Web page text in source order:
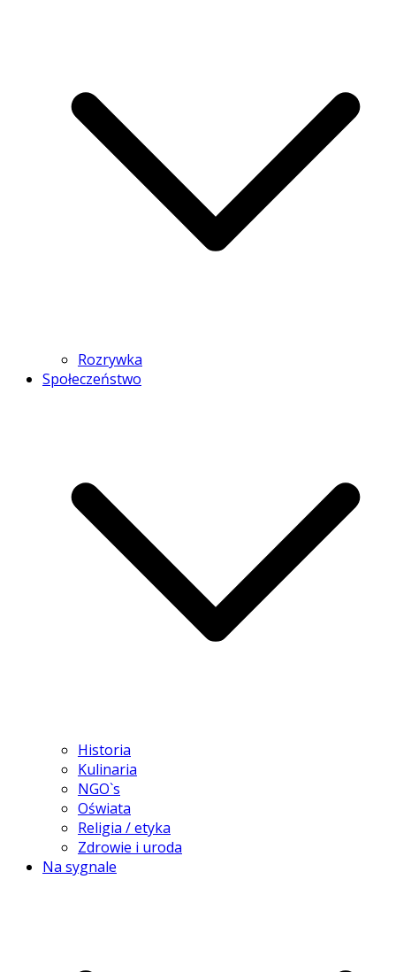
Rozrywka
Społeczeństwo
Historia
Kulinaria
NGO`s
Oświata
Religia / etyka
Zdrowie i uroda
Na sygnale